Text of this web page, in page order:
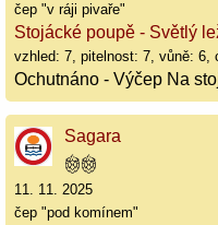
čep "v ráji pivaře"
Stojácké poupě - Světlý
vzhled: 7, pitelnost: 7, vůně: 6,
Ochutnáno - Výčep Na
Sagara
11. 11. 2025
čep "pod komínem"